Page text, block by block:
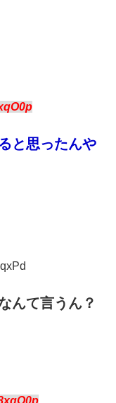
と思ったんや
んて言うん？